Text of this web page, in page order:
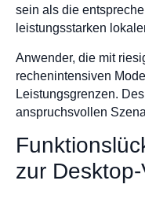
sein als die
leistungsstarken
Anwender, die mit
rechenintensiven
Leistungsgrenzen.
anspruchsvollen
zur